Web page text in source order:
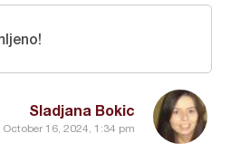
Sladjana Bokic
October 16, 2024, 1:34 pm